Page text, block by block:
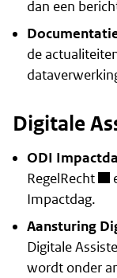
dan een
de
Digitale
ODI
RegelRecht
Impactdag.
Aansturing
Digitale
wordt onder